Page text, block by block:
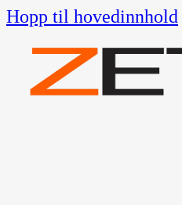
Hopp til hovedinnhold